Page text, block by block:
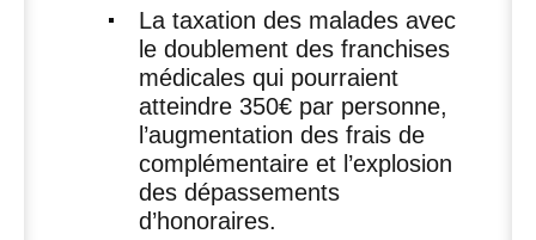
La taxation des malades avec
le doublement des franchises
médicales qui pourraient
atteindre 350€ par personne,
l’augmentation des frais de
complémentaire et l’explosion
des dépassements
d’honoraires.